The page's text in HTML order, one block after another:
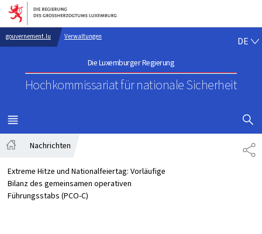
Zur Hauptnavigation
Zum Inhalt
gouvernement.lu Verwaltungen
Die Luxemburger Regierung
Hochkommissariat für nationale Sicherheit
DE
MENÜ
HAUPT-
Nachrichten
Extreme Hitze und Nationalfeiertag: Vorläufige
Bilanz des gemeinsamen operativen
Führungsstabs (PCO-C)